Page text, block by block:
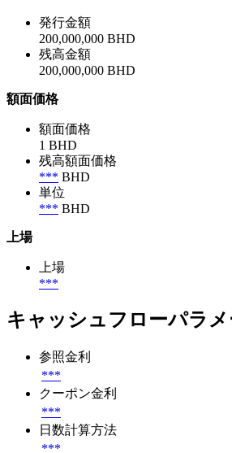
発行金額
200,000,000 BHD
残高金額
200,000,000 BHD
額面価格
額面価格
1 BHD
残高額面価格
*** BHD
単位
*** BHD
上場
上場
***
キャッシュフローパラメ
参照金利
***
クーポン金利
***
日数計算方法
***